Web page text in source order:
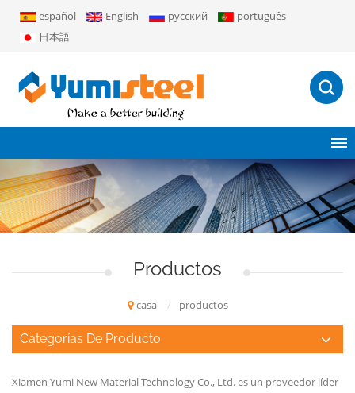
español English русский
português
日本語
Productos
casa / productos
Categorías De Producto
Xiamen Yumi New Material Technology Co., Ltd. es un proveedor líder